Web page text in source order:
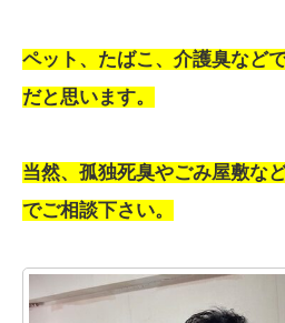
ペット、たばこ、介護臭など
だと思います。
当然、孤独死臭やごみ屋敷な
でご相談下さい。